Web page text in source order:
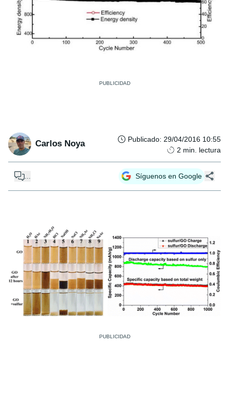
Carlos Noya Publicado: 29/04/2016 10:55
2 min. lectura
Síguenos en Google